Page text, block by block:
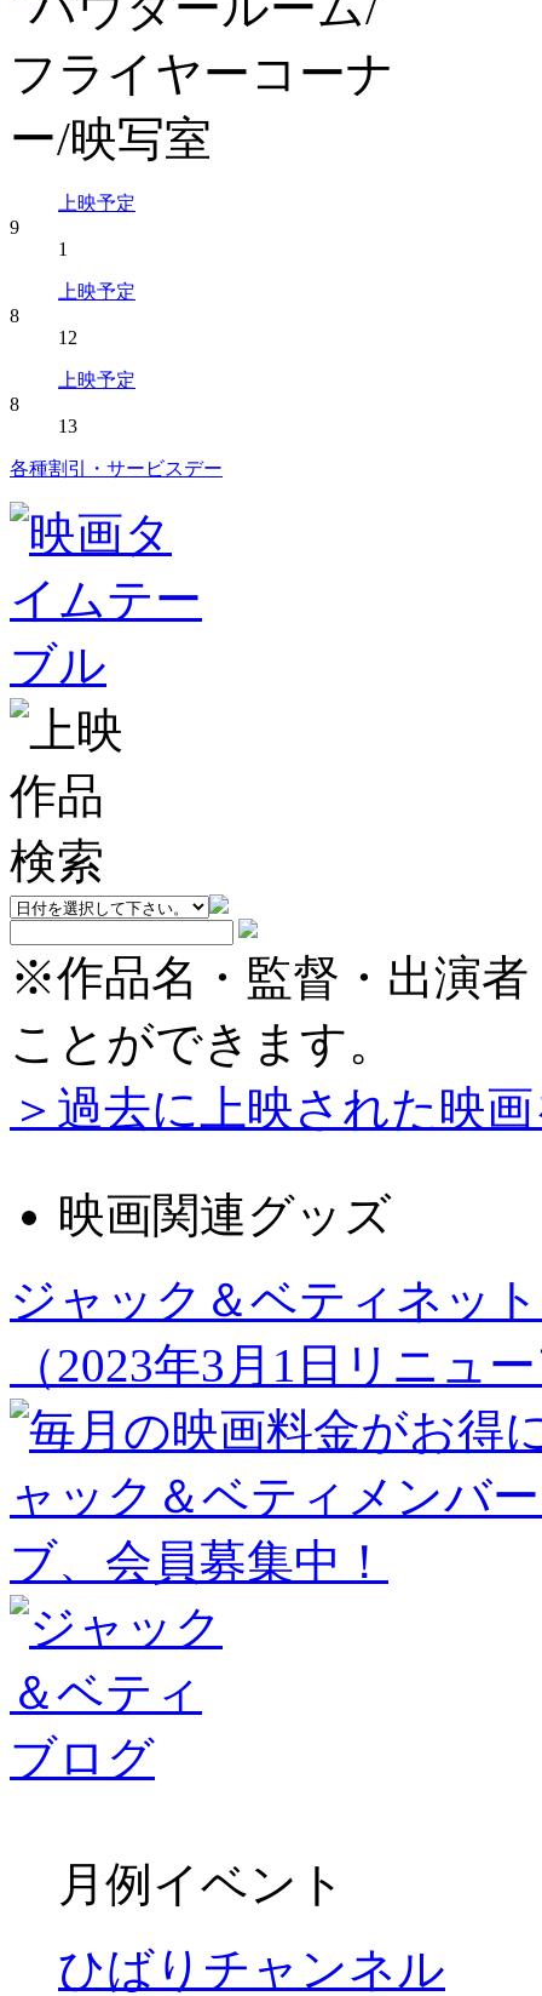
上映予定
9
1
上映予定
8
12
上映予定
8
13
各種割引・サービスデー
※作品名・監督・出演
ことができます。
＞過去に上映された映
映画関連グッズ
ジャック＆ベティネッ
（2023年3月1日リニュ
月例イベント
ひばりチャンネル